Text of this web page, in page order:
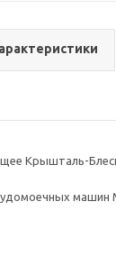
Крышталь-